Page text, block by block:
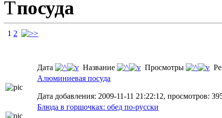
посуда
1 2
Дата Название Просмотры
Алюминиевая посуда
Дата добавления: 2009-11-11 21:22:12, просмотров:
Блюда в горшочках: обед по-русски